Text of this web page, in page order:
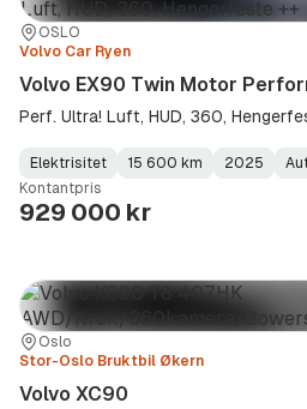
Sted:
OSLO
Forhandler:
Volvo Car Ryen
Volvo EX90 Twin Motor
Perf. Ultra! Luft, HUD, 360,
Fuel
Type:
Elektrisitet
Kilometerstand:
15 600 km
Model
Year:
2025
Gearbox
Type:
Kontantpris
929 000 kr
Sted:
Oslo
Forhandler:
Stor-Oslo Bruktbil Økern
Volvo XC90